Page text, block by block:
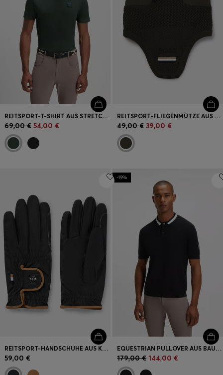
REITSPORT-T-SHIRT AUS STRETCH-BAUMWOLLE MIT LOGO-PATCH
69,00 € 54,00 €
REITSPORT-FLIEGENMÜTZE AUS HÄKELSTRICK
49,00 € 39,00 €
REITSPORT-HANDSCHUHE AUS KUNSTLEDER
59,00 €
-19%
EQUESTRIAN PULLOVER AUS BAUMWOLLE MIT POLOKRAGEN
179,00 € 144,00 €